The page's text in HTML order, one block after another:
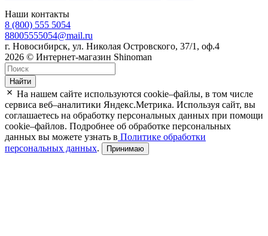
Наши контакты
8 (800) 555 5054
88005555054@mail.ru
г. Новосибирск, ул. Николая Островского, 37/1, оф.4
2026 © Интернет-магазин Shinoman
Найти
На нашем сайте используются cookie–файлы, в том числе
сервиса веб–аналитики Яндекс.Метрика. Используя сайт, вы
соглашаетесь на обработку персональных данных при помощи
cookie–файлов. Подробнее об обработке персональных
данных вы можете узнать в Политике обработки
персональных данных. Принимаю